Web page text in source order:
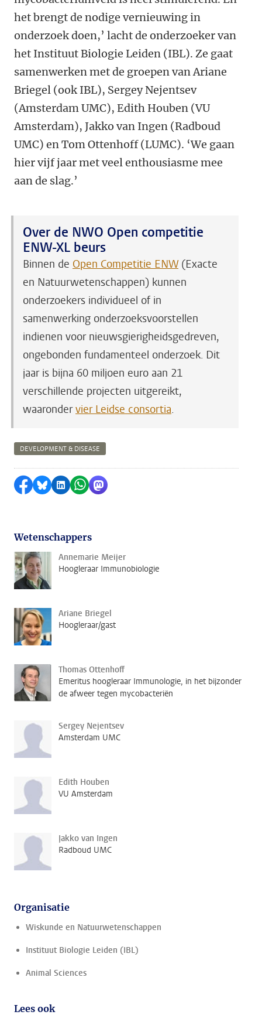
het brengt de nodige vernieuwing in
onderzoek doen,’ lacht de onderzoeker van
het Instituut Biologie Leiden (IBL). Ze gaat
samenwerken met de groepen van Ariane
Briegel (ook IBL), Sergey Nejentsev
(Amsterdam UMC), Edith Houben (VU
Amsterdam), Jakko van Ingen (Radboud
UMC) en Tom Ottenhoff (LUMC). ‘We gaan
hier vijf jaar met veel enthousiasme mee
aan de slag.’
Over de NWO Open competitie
ENW-XL beurs
Binnen de Open Competitie ENW(Exacte
en Natuurwetenschappen) kunnen
onderzoekers individueel of in
samenwerking onderzoeksvoorstellen
indienen voor nieuwsgierigheidsgedreven,
ongebonden fundamenteel onderzoek. Dit
jaar is bijna 60 miljoen euro aan 21
verschillende projecten uitgereikt,
waarondervier Leidse consortia.
DEVELOPMENT & DISEASE
Delen op Facebook
Delen via Bluesky
Delen op LinkedIn
Delen via WhatsApp
Delen via Mastodon
Wetenschappers
Annemarie Meijer
Hoogleraar Immunobiologie
Ariane Briegel
Hoogleraar/gast
Thomas Ottenhoff
Emeritus hoogleraar Immunologie, in het bijzonder
de afweer tegen mycobacteriën
Sergey Nejentsev
Amsterdam UMC
Edith Houben
VU Amsterdam
Jakko van Ingen
Radboud UMC
Organisatie
Wiskunde en Natuurwetenschappen
Instituut Biologie Leiden (IBL)
Animal Sciences
Lees ook